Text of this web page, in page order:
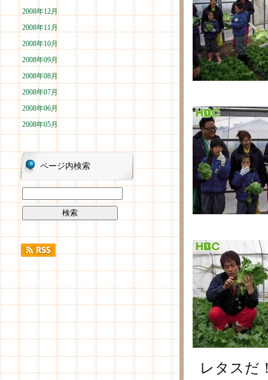
2008年12月
2008年11月
2008年10月
2008年09月
2008年08月
2008年07月
2008年06月
2008年05月
ページ内検索
レタスだ